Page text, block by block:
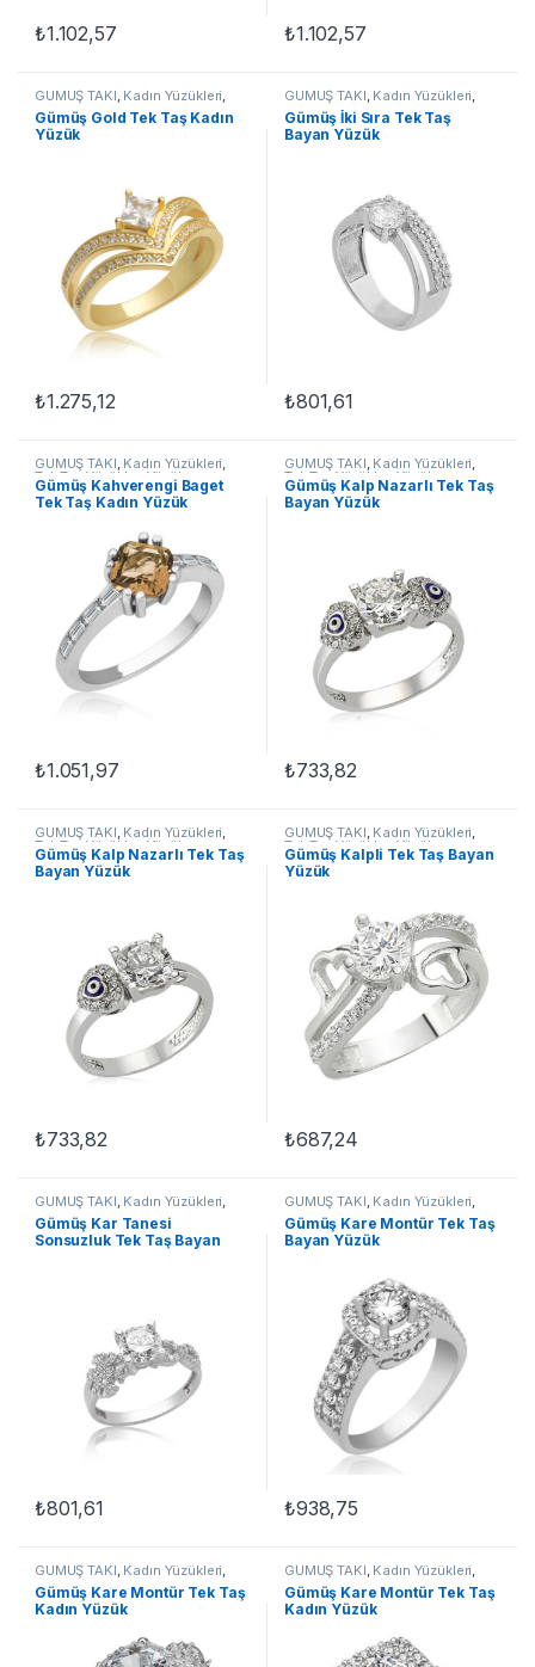
₺1.102,57
Bu ürünün birden fazla varyasyonu var. Seçenekler ürün
₺1.102,57
Bu ürünün birden fazla
GÜMÜŞ TAKI Kadın Yüzükleri
Tek Taş Yüzükler
Gümüş Gold Tek Taş Kadın
Yüzük
₺1.275,12
Bu ürünün birden fazla varyasyonu var. Seçenekler ürün
GÜMÜŞ TAKI Kadın Yüzükleri
Tek Taş Yüzükler
Gümüş İki Sıra Tek Taş
Bayan Yüzük
₺801,61
Bu ürünün birden fazla
GÜMÜŞ TAKI, Kadın Yüzükleri,
Tek Taş Yüzükler Yüzük
Gümüş Kahverengi Baget
Tek Taş Kadın Yüzük
₺1.051,97
Bu ürünün birden fazla varyasyonu var. Seçenekler ürün
GÜMÜŞ TAKI, Kadın Yüzükleri,
Tek Taş Yüzükler Yüzük
Gümüş Kalp Nazarlı Tek Taş
Bayan Yüzük
₺733,82
Bu ürünün birden fazla
GÜMÜŞ TAKI, Kadın Yüzükleri,
Tek Taş Yüzükler Yüzük
Gümüş Kalp Nazarlı Tek Taş
Bayan Yüzük
₺733,82
Bu ürünün birden fazla varyasyonu var. Seçenekler ürün
GÜMÜŞ TAKI, Kadın Yüzükleri,
Tek Taş Yüzükler,Yüzük
Gümüş Kalpli Tek Taş Bayan
Yüzük
₺687,24
Bu ürünün birden fazla
GÜMÜŞ TAKI, Kadın Yüzükleri,
Tek Taş Yüzükler Yüzük
Gümüş Kar Tanesi
Sonsuzluk Tek Taş Bayan
₺801,61
Bu ürünün birden fazla varyasyonu var. Seçenekler ürün
GÜMÜŞ TAKI, Kadın Yüzükleri,
Tek Taş Yüzükler, Yüzük
Gümüş Kare Montür Tek Taş
Bayan Yüzük
₺938,75
Bu ürünün birden fazla
GÜMÜŞ TAKI Kadın Yüzükleri
Tek Taş Yüzükler Yüzük
Gümüş Kare Montür Tek Taş
Kadın Yüzük
GÜMÜŞ TAKI Kadın Yüzükleri
Tek Taş Yüzükler Yüzük
Gümüş Kare Montür Tek Taş
Kadın Yüzük